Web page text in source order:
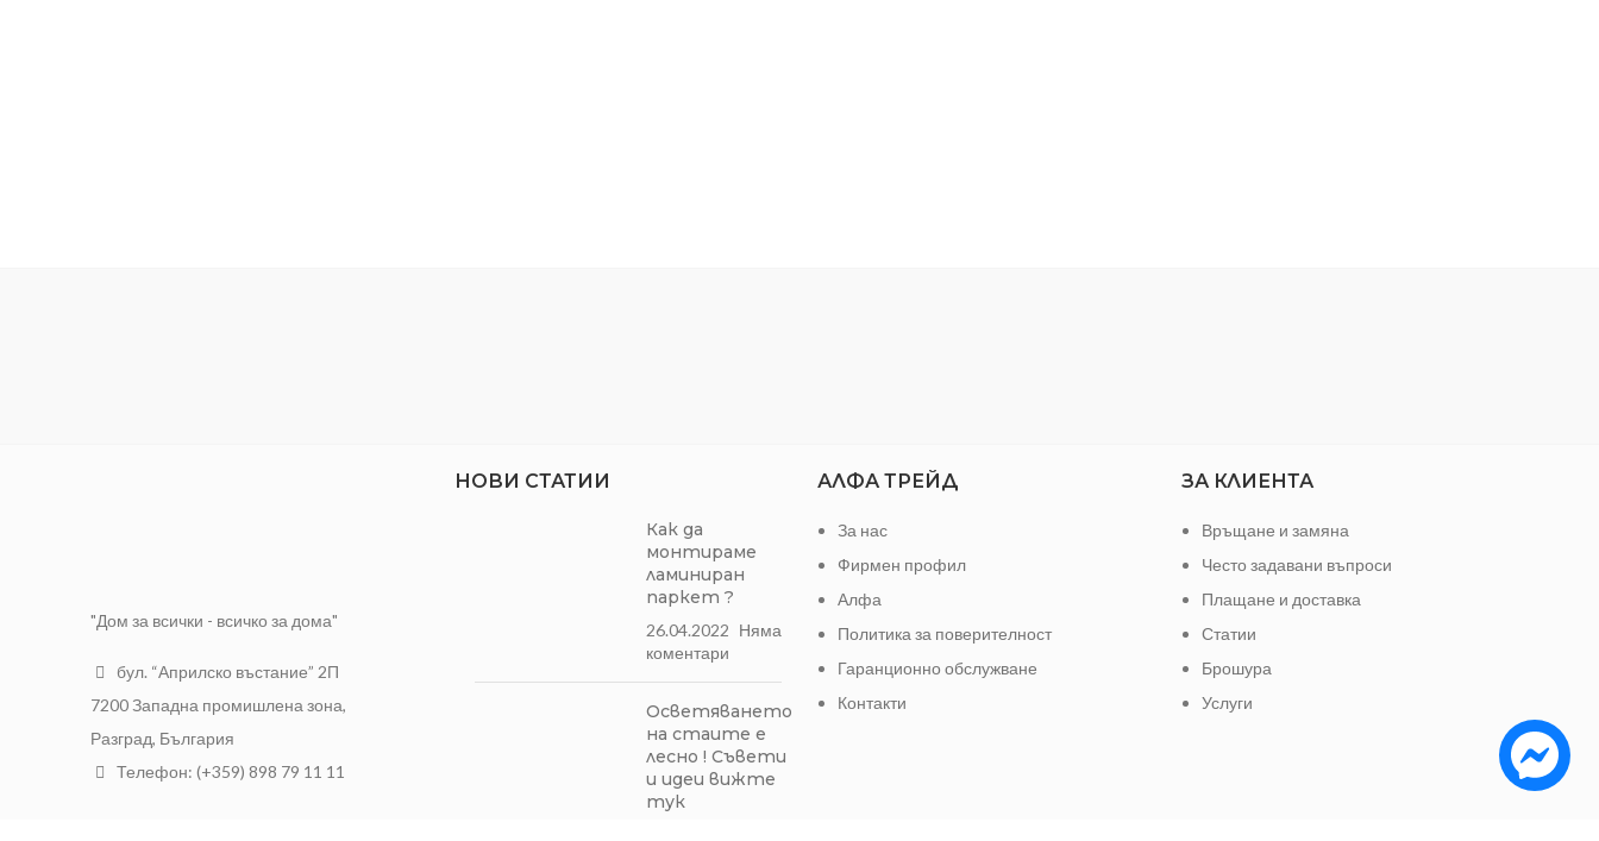
"Дом за всички - всичко за дома"
бул. “Априлско въстание” 2П
7200 Западна промишлена зона,
Разград, България
Телефон: (+359) 898 79 11 11
НОВИ СТАТИИ
Как да
монтираме
ламиниран
паркет ?
26.04.2022 Няма
коментари
Осветяването
на стаите е
лесно ! Съвети
и идеи вижте
тук
АЛФА ТРЕЙД
За нас
Фирмен профил
Алфа
Политика за поверителност
Гаранционно обслужване
Контакти
ЗА КЛИЕНТА
Връщане и замяна
Често задавани въпроси
Плащане и доставка
Статии
Брошура
Услуги